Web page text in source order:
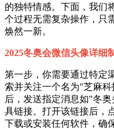
的独特情感。下面，我们
个过程无需复杂操作，只
焕然一新。
2025冬奥会微信头像详细
第一步，你需要通过特定
索并关注一个名为"芝麻
后，发送指定消息如"冬
具链接。打开该链接后，
下载或安装任何软件，确